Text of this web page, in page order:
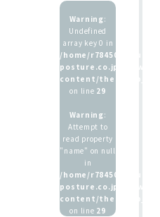
インストラクター
養成講座 / 採用情報
Warning:
Undefined
array key 0 in
/home/r7845083/
posture.co.jp/wp/wp-
content/themes/
on line 29
Warning:
Attempt to
read property
"name" on null
in
/home/r7845083/
posture.co.jp/wp/wp-
content/themes/
on line 29